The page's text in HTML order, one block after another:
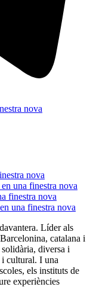
nova
nova
una finestra nova
finestra nova
una finestra nova
Líder als
catalana i
diversa i
cultural. I una
els instituts de
experiències